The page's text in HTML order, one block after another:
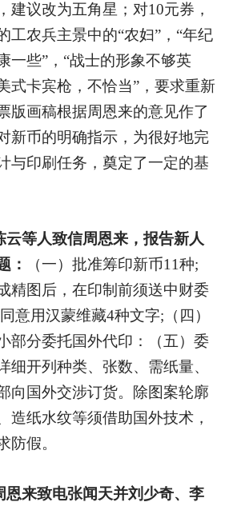
建议改为五角星；对10元券，
工农兵主景中的“农妇”，“年纪
一些”，“战士的形象不够英
式卡宾枪，不恰当”，要求重新
版画稿根据周恩来的意见作了
新币的明确指示，为很好地完
与印刷任务，奠定了一定的基
云等人致信周恩来，报告新人
：
（一）批准筹印新币11种;
精图后，在印制前须送中财委
意用汉蒙维藏4种文字;（四）
部分委托国外代印：（五）委
细开列种类、张数、需纸量、
向国外交涉订货。除图案轮廓
造纸水纹等须借助国外技术，
防假。
恩来致电张闻天并刘少奇、李